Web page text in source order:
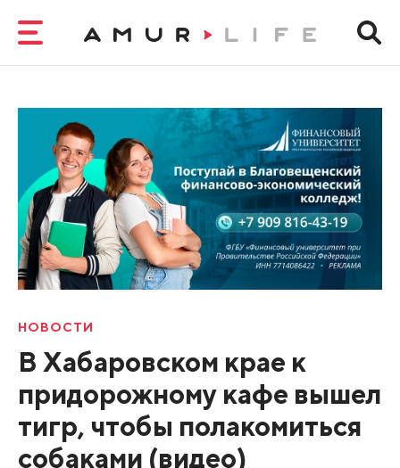
НОВОСТИ
В Хабаровском крае к
придорожному кафе вышел
тигр, чтобы полакомиться
собаками (видео)